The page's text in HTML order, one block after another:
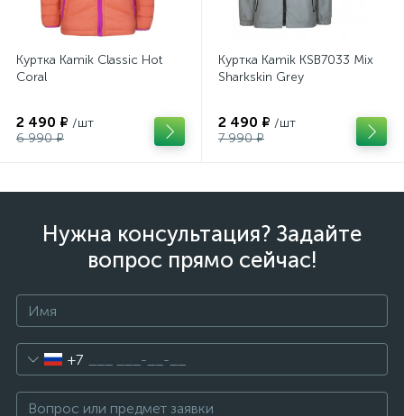
Куртка Kamik Classic Hot
Coral
2 490 ₽ /шт
6 990 ₽
Куртка Kamik KSB7033 Mix
Sharkskin Grey
2 490 ₽ /шт
7 990 ₽
Нужна консультация? Задайте
вопрос прямо сейчас!
+7